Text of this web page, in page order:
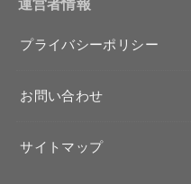
運営者情報
プライバシーポリシー
お問い合わせ
サイトマップ